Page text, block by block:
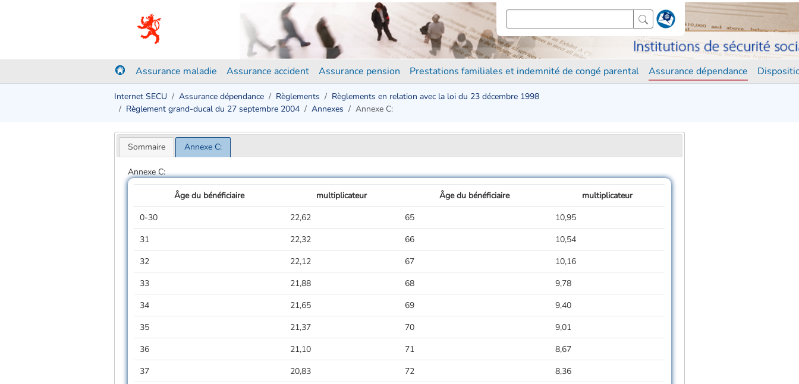
Assurance maladie Assurance accident Assurance pension Prestations familiales et indemnité de congé parental Assurance dépendance
Internet SECU Assurance dépendance Règlements
Règlements en relation avec la loi du 23 décembre 1998
Règlement grand-ducal du 27 septembre 2004
Annexes Annexe C:
Sommaire Annexe C:
Annexe C:
Âge du bénéficiaire multiplicateur Âge du bénéficiaire
multiplicateur
0-30
22,62 65
10,95
31
22,32 66
10,54
32
22,12 67
10,16
33
21,88 68
9,78
34
21,65 69
9,40
35
21,37 70
9,01
36
21,10 71
8,67
37
20,83 72
8,36